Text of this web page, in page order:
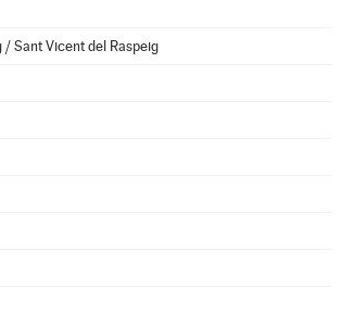
/ Sant Vicent del Raspeig